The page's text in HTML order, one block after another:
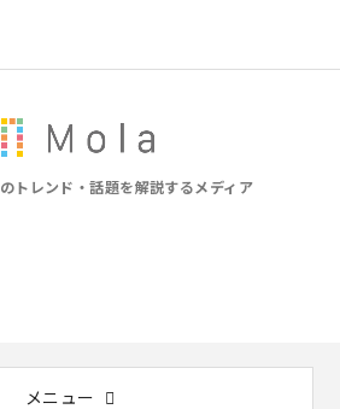
トレンド・話題を解説するメディア
メニュー